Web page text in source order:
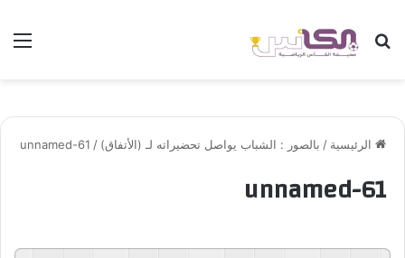
بحث عن
الرئيسية / بالصور : الشباب يواصل تحضيراته لـ (الأتفاق) /
unnamed-61
unnamed-61